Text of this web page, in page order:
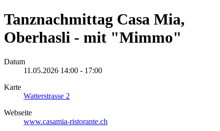
Tanznachmittag Casa Mia,
Oberhasli - mit "Mimmo"
Datum
11.05.2026 14:00 - 17:00
Karte
Watterstrasse 2
Webseite
www.casamia-ristorante.ch